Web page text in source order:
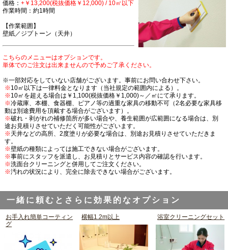
価格： +￥13,200(税抜価格￥12,000) / 10㎡以下
作業時間：約1時間
【作業範囲】
壁紙／ジプトーン（天井）
こちらのメニューはオプションです。
単体でのご注文は出来ませんので予めご了承ください。
※一部対応をしていない店舗がございます。事前にお問い合わせ下さい。
※10㎡以下は一律料金となります（当社規定の範囲内による）。
※10㎡を超える場合は￥1,100(税抜価格￥1,000)～／㎡にて承ります。
※冷蔵庫、本棚、食器棚、ピアノ等の過重な家具の移動不可（2名必要な家具移
動は別途費用を頂戴する場合がございます）。
※破れ・剥がれの補修箇所が多い場合や、養生範囲が広範囲になる場合は、別
途お見積りさせていただく可能性がございます。
※天井などの高所、2度塗りが必要な場合は、別途お見積りさせていただきま
す。
※壁紙の種類によっては施工できない場合がございます。
※事前にスタッフを派遣し、お見積りとサービス内容の確認を行います。
※洗面台クリーニングと併用してご注文ください。
※汚れの状況により、完全に除去できない場合がございます。
一緒に頼むとさらに効果的なオプション
お手入れ簡単コーティン
グ
横幅1.2m以上 浴室クリーニングセット